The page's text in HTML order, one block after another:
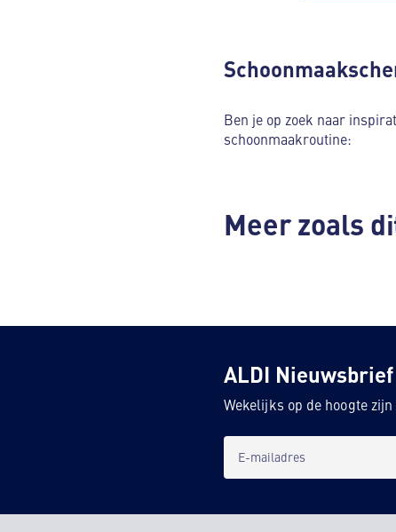
Ben je op zoek naar
schoonmaakroutine:
Meer zoals
ALDI Nieuwsbrief
Wekelijks op de hoogte
E-mailadres